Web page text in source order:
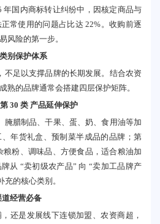
年国内商标转让纠纷中，因核定商品与
常使用的问题占比达 22%。收购前逐
风险的第一步。
别保护体系
不足以支撑品牌的长期发展。结合农资
熟的品牌通常会搭建四层保护矩阵。
30 类 产品延伸保护
腌腊制品、干果、蛋、奶、食用油等加
年货礼盒、预制菜半成品的品牌；第
粮粉、调味品、方便食品，适合粮油加
从 “卖初级农产品” 向 “卖加工品牌产
的核心类别。
道经营必备
还是发展线下连锁加盟、农资商超，